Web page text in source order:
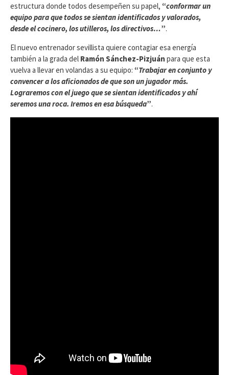
estructura donde todos desempeñen su papel, “conformar un
equipo para que todos se sientan identificados y valorados,
desde el cocinero, los utilleros, los directivos…”.
El nuevo entrenador sevillista quiere contagiar esa energía
también a la grada del Ramón Sánchez-Pizjuán para que esta
vuelva a llevar en volandas a su equipo: “Trabajar en conjunto y
convencer a los aficionados de que son un jugador más.
Lograremos con el juego que se sientan identificados y ahí
seremos una roca. Iremos en esa búsqueda”.